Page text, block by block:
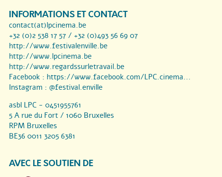
INFORMATIONS ET CONTACT
contact(at)lpcinema.be
+32 (0)2 538 17 57 / +32 (0)493 56 69 07
http://www.festivalenville.be
http://www.lpcinema.be
http://www.regardssurletravail.be
Facebook : https://www.facebook.com/LPC.cinema...
Instagram : @festival.enville
asbl LPC - 0451955761
5 A rue du Fort / 1060 Bruxelles
RPM Bruxelles
BE36 0011 3205 6381
AVEC LE SOUTIEN DE